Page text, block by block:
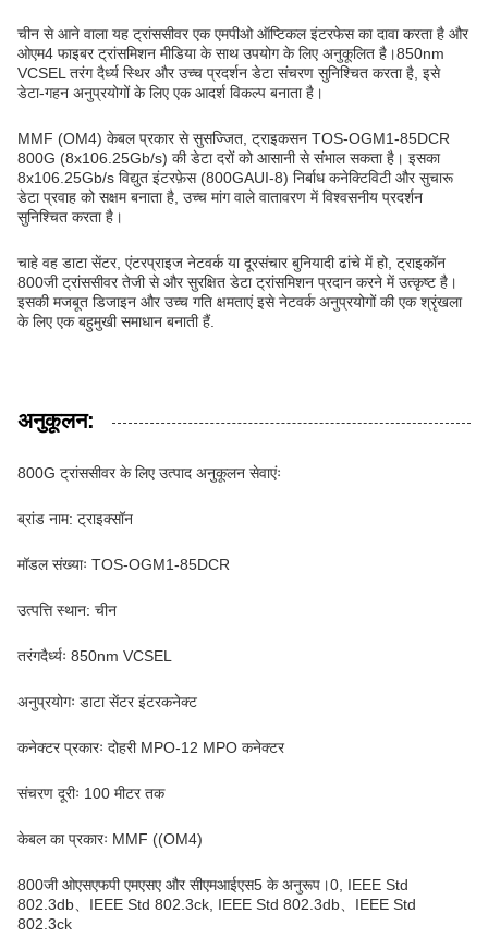
चीन से आने वाला यह ट्रांससीवर एक एमपीओ ऑप्टिकल इंटरफेस का दावा करता है और
ओएम4 फाइबर ट्रांसमिशन मीडिया के साथ उपयोग के लिए अनुकूलित है।850nm
VCSEL तरंग दैर्ध्य स्थिर और उच्च प्रदर्शन डेटा संचरण सुनिश्चित करता है, इसे
डेटा-गहन अनुप्रयोगों के लिए एक आदर्श विकल्प बनाता है।
MMF (OM4) केबल प्रकार से सुसज्जित, ट्राइकसन TOS-OGM1-85DCR
800G (8x106.25Gb/s) की डेटा दरों को आसानी से संभाल सकता है। इसका
8x106.25Gb/s विद्युत इंटरफ़ेस (800GAUI-8) निर्बाध कनेक्टिविटी और सुचारू
डेटा प्रवाह को सक्षम बनाता है, उच्च मांग वाले वातावरण में विश्वसनीय प्रदर्शन
सुनिश्चित करता है।
चाहे वह डाटा सेंटर, एंटरप्राइज नेटवर्क या दूरसंचार बुनियादी ढांचे में हो, ट्राइकॉन
800जी ट्रांससीवर तेजी से और सुरक्षित डेटा ट्रांसमिशन प्रदान करने में उत्कृष्ट है।
इसकी मजबूत डिजाइन और उच्च गति क्षमताएं इसे नेटवर्क अनुप्रयोगों की एक श्रृंखला
के लिए एक बहुमुखी समाधान बनाती हैं.
अनुकूलन:
800G ट्रांससीवर के लिए उत्पाद अनुकूलन सेवाएंः
ब्रांड नाम: ट्राइक्सॉन
मॉडल संख्याः TOS-OGM1-85DCR
उत्पत्ति स्थान: चीन
तरंगदैर्ध्यः 850nm VCSEL
अनुप्रयोगः डाटा सेंटर इंटरकनेक्ट
कनेक्टर प्रकारः दोहरी MPO-12 MPO कनेक्टर
संचरण दूरीः 100 मीटर तक
केबल का प्रकारः MMF ((OM4)
800जी ओएसएफपी एमएसए और सीएमआईएस5 के अनुरूप।0, IEEE Std
802.3db、IEEE Std 802.3ck, IEEE Std 802.3db、IEEE Std
802.3ck